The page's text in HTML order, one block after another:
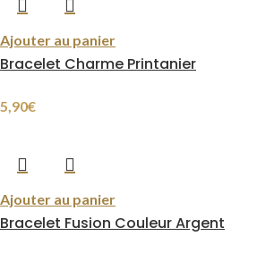
Ajouter au panier
Bracelet Charme Printanier
5,90€
Ajouter au panier
Bracelet Fusion Couleur Argent